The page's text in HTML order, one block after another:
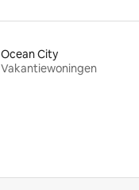
Ocean City
Vakantiewoningen